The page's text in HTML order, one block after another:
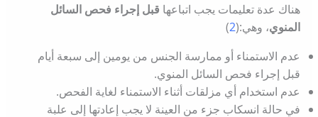
هناك عدة تعليمات يجب اتباعها قبل إجراء فحص السائل
المنوي، وهي:(2
)
عدم الاستمناء أو ممارسة الجنس من يومين إلى سبعة أيام
قبل إجراء فحص السائل المنوي.
عدم استخدام أي مزلقات أثناء الاستمناء لغاية الفحص.
في حالة انسكاب جزء من العينة لا يجب إعادتها إلى علبة